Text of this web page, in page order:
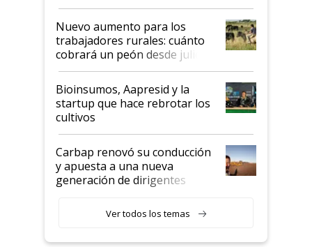
Nuevo aumento para los
trabajadores rurales: cuánto
cobrará un peón desde julio
Bioinsumos, Aapresid y la
startup que hace rebrotar los
cultivos
Carbap renovó su conducción
y apuesta a una nueva
generación de dirigentes
Ver todos los temas